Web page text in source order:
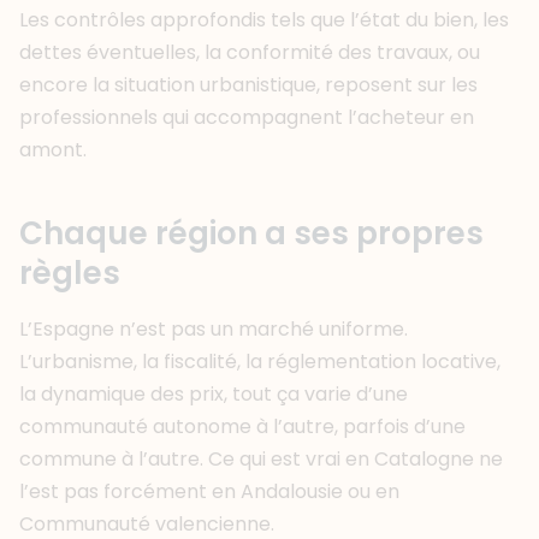
Les contrôles approfondis tels que l’état du bien, les
dettes éventuelles, la conformité des travaux, ou
encore la situation urbanistique, reposent sur les
professionnels qui accompagnent l’acheteur en
amont.
Chaque région a ses propres
règles
L’Espagne n’est pas un marché uniforme.
L’urbanisme, la fiscalité, la réglementation locative,
la dynamique des prix, tout ça varie d’une
communauté autonome à l’autre, parfois d’une
commune à l’autre. Ce qui est vrai en Catalogne ne
l’est pas forcément en Andalousie ou en
Communauté valencienne.